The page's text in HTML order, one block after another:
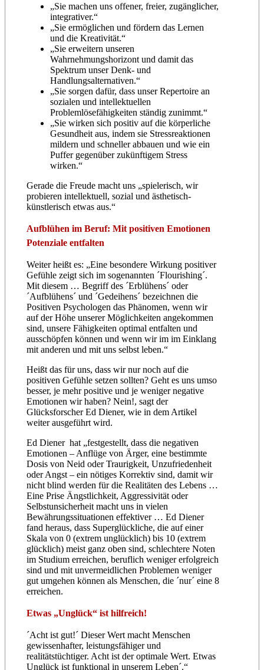
„Sie machen uns offener, freier, zugänglicher,
integrativer.“
„Sie ermöglichen und fördern das Lernen
und die Kreativität.“
„Sie erweitern unseren
Wahrnehmungshorizont und damit das
Spektrum unser Denk- und
Handlungsalternativen.“
„Sie sorgen dafür, dass unser Repertoire an
sozialen und intellektuellen
Problemlösefähigkeiten ständig zunimmt.“
„Sie wirken sich positiv auf die körperliche
Gesundheit aus, indem sie Stressreaktionen
mildern und schneller abbauen und wie ein
Puffer gegenüber zukünftigem Stress
wirken.“
Gerade die Freude macht uns „spielerisch, wir
probieren intellektuell, sozial und ästhetisch-
künstlerisch etwas aus.“
Aufblühen im Beruf: Mit positiven Emotionen
Potenziale entfalten
Weiter heißt es: „Eine besondere Wirkung positiver
Gefühle zeigt sich im sogenannten ´Flourishing´.
Mit diesem … Begriff des ´Erblühens´ oder
´Aufblühens´ und ´Gedeihens´ bezeichnen die
Positiven Psychologen das Phänomen, wenn wir
auf der Höhe unserer Möglichkeiten angekommen
sind, unsere Fähigkeiten optimal entfalten und
ausschöpfen können und wenn wir im im Einklang
mit anderen und mit uns selbst leben.“
Heißt das für uns, dass wir nur noch auf die
positiven Gefühle setzen sollten? Geht es uns umso
besser, je mehr positive und je weniger negative
Emotionen wir haben? Nein!, sagt der
Glücksforscher Ed Diener, wie in dem Artikel
weiter ausgeführt wird.
Ed Diener hat „festgestellt, dass die negativen
Emotionen – Anflüge von Ärger, eine bestimmte
Dosis von Neid oder Traurigkeit, Unzufriedenheit
oder Angst – ein nötiges Korrektiv sind, damit wir
nicht blind werden für die Realitäten des Lebens …
Eine Prise Ängstlichkeit, Aggressivität oder
Selbstunsicherheit macht uns in vielen
Bewährungssituationen effektiver … Ed Diener
fand heraus, dass Superglückliche, die auf einer
Skala von 0 (extrem unglücklich) bis 10 (extrem
glücklich) meist ganz oben sind, schlechtere Noten
im Studium erreichen, beruflich weniger erfolgreich
sind und mit unvermeidlichen Problemen weniger
gut umgehen können als Menschen, die ´nur´ eine 8
erreichen.
Etwas „Unglück“ ist hilfreich!
´Acht ist gut!´ Dieser Wert macht Menschen
gewissenhafter, leistungsfähiger und
realitätstüchtiger. Acht ist der optimale Wert. Etwas
Unglück ist funktional in unserem Leben´.“